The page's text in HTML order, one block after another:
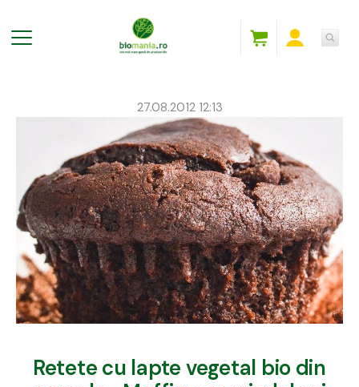
Retete cu lapte vegetal bio din
27.08.2012 12:13